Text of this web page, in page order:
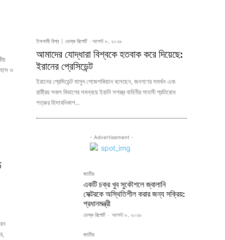
ও
ইসলামী বিশ্ব ডেস্ক রিপোর্ট - আগস্ট ৮, ২০২৬
আমাদের যোদ্ধারা বিশ্বকে হতবাক করে দিয়েছে:
ইরানের প্রেসিডেন্ট
ইরানের প্রেসিডেন্ট মাসুদ পেজেশকিয়ান বলেছেন, জনগণের সমর্থন এবং
রাষ্ট্রিয় সকল বিভাগের সমন্বয়ে ইরানি সশস্ত্র বাহিনীর সাহসী প্রতিরোধ
শত্রুর হিসাবনিকাশ...
- Advertisement -
জাতীয়
একটি চক্র খুব সুকৌশলে জ্বালানি
সেক্টরকে অস্থিতিশীল করার জন্য সক্রিয়:
প্রধানমন্ত্রী
ডেস্ক রিপোর্ট - আগস্ট ৮, ২০২৬
জাতীয়